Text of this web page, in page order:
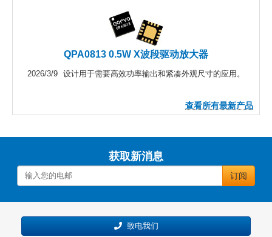
QPA0813 0.5W X波段驱动放大器
2026/3/9 设计用于需要高效功率输出和紧凑外观尺寸的应用。
查看所有最新产品
获取新消息
订阅
致电我们